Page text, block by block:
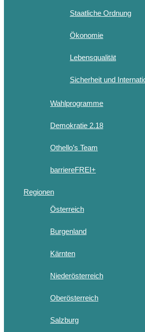
Staatliche Ordnung
Ökonomie
Lebensqualität
Sicherheit und
Wahlprogramme
Demokratie 2.18
Othello’s Team
barriereFREI+
Regionen
Österreich
Burgenland
Kärnten
Niederösterreich
Oberösterreich
Salzburg